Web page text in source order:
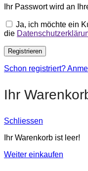
Ihr Passwort wird an
Ja, ich möchte ein
die
Registrieren
Schon registriert?
Ihr
Schliessen
Ihr Warenkorb ist leer!
Weiter einkaufen